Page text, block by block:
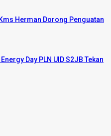
Herman Dorong Penguatan
Day PLN UID S2JB Tekan